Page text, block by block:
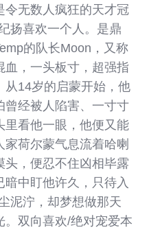
令无数人疯狂的天才冠
扬喜欢一个人。是鼎
的队长Moon，又称
血，一头板寸，超强指
从14岁的启蒙开始，他
曾经被人陷害、一寸寸
里看他一眼，他便又能
荷尔蒙气息流着哈喇
，便忍不住凶相毕露
中盯他许久，只待入
泥泞，却梦想做那天
双向喜欢/绝对宠爱本